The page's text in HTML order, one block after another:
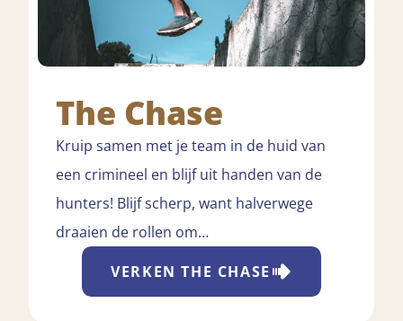
The Chase
Kruip samen met je team in de huid van
een crimineel en blijf uit handen van de
hunters! Blijf scherp, want halverwege
draaien de rollen om…
VERKENTHE CHASE